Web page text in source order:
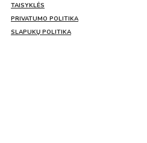
TAISYKLĖS
PRIVATUMO POLITIKA
SLAPUKŲ POLITIKA